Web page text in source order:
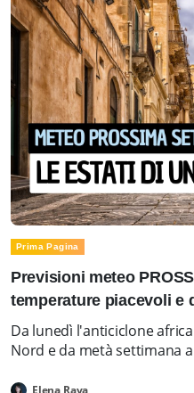
Prima Pagina
Previsioni meteo
temperature piacevoli e
Da lunedì l'anticiclone
Nord e da metà settimana
Elena Rava